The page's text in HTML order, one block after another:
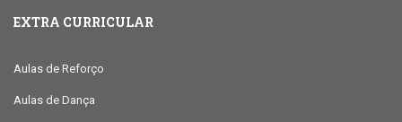
EXTRA CURRICULAR
Aulas de Reforço
Aulas de Dança